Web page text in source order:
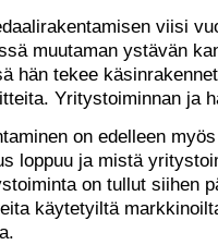
viisi
muutaman ystävän
hän tekee
Yritystoiminnan ja
on edelleen
loppuu ja mistä
on tullut siihen
käytetyiltä